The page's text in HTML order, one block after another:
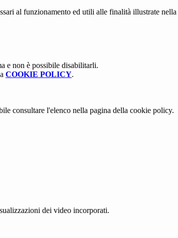
al funzionamento ed utili alle finalità illustrate nella
e non è possibile disabilitarli.
COOKIE POLICY.
consultare l'elenco nella pagina della cookie policy.
dei video incorporati.